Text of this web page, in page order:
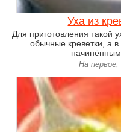
Уха из
Для приготовления такой
обычные креветки, а
На